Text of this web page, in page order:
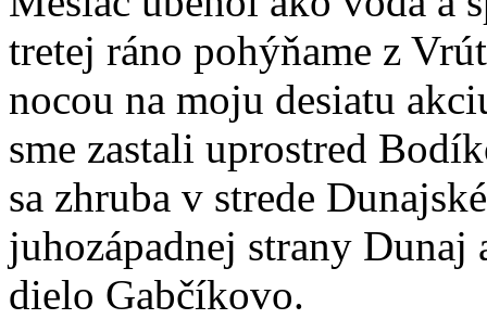
tretej ráno pohýňame z
nocou na moju desiatu
sme zastali uprostred
sa zhruba v strede
juhozápadnej strany Dunaj
dielo Gabčíkovo.